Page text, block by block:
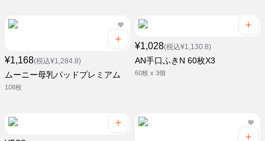
¥1,168(税込¥1,284.8)
ムーニー母乳パッドプレミアム
108枚
¥1,028(税込¥1,130.8)
AN手口ふきN 60枚X3
60枚 x 3個